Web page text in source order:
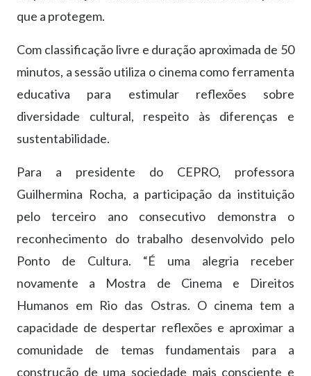
que a protegem.
Com classificação livre e duração aproximada de 50
minutos, a sessão utiliza o cinema como ferramenta
educativa para estimular reflexões sobre
diversidade cultural, respeito às diferenças e
sustentabilidade.
Para a presidente do CEPRO, professora
Guilhermina Rocha, a participação da instituição
pelo terceiro ano consecutivo demonstra o
reconhecimento do trabalho desenvolvido pelo
Ponto de Cultura. “É uma alegria receber
novamente a Mostra de Cinema e Direitos
Humanos em Rio das Ostras. O cinema tem a
capacidade de despertar reflexões e aproximar a
comunidade de temas fundamentais para a
construção de uma sociedade mais consciente e